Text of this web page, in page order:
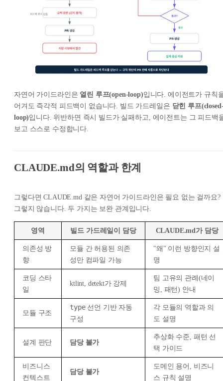
자연어 가이드라인은 열린 루프(open-loop)입니다. 에이전트가 규칙
어겨도 즉각적 피드백이 없습니다. 빌드 가드레일은 닫힌 루프
loop)입니다. 위반하면 즉시 빌드가 실패하고, 에이전트는 그 피드백
보고 스스로 수정합니다.
CLAUDE.md의 역할과 한계
그렇다면 CLAUDE.md 같은 자연어 가이드라인은 필요 없는 걸까요?
그렇지 않습니다. 두 가지는 보완 관계입니다.
영역 빌드 가드레일이 담당 CLAUDE.md가 담당
의존성 방
향
모듈 간 허용된 의존
성만 컴파일 가능
"왜" 이런 방향인지 설
명
코딩 스타
일
ktlint, detekt가 강제
팀 고유의 관례(네이
밍, 패턴) 안내
모듈 구조
type선언 기반 자동
구성
각 모듈의 역할과 의
도 설명
설계 판단 담당 불가
추상화 수준, 패턴 선
택 가이드
비즈니스
컨텍스트
담당 불가
도메인 용어, 비즈니
스 규칙 설명